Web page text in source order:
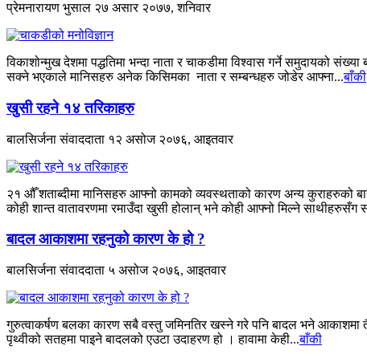
प्रेमनारायण भुसाल २७ असार २०७७, शनिवार
विकाशोन्मुख देशमा पद्धतिमा भन्दा नाता र चाकडीमा विश्वास गर्ने
सक्ने भएकाले मानिसहरु अनेक किसिमका नाता र सम्बन्धहरु जोडेर आफ्ना...बाँकी
खुसी रहने १४ तरिकाहरु
बालसिर्जना संवाददाता १२ असोज २०७६, आइतवार
२१ औँ शताब्दीमा मानिसहरु आफ्नो कामको व्यवस्थताको कारण अन्य कुराहरुको
कोही शान्त वातावरणमा रमाउँदा खुसी होलान् भने कोही आफ्नो मिल्ने साथीहरुसँग
बादल आकाशमा रहनुको कारण के हो ?
बालसिर्जना संवाददाता ५ असोज २०७६, आइतवार
गुरुत्वाकर्षण बलका कारण सबै वस्तु जमिनतिर खस्ने गरे पनि बादल भने आकाशमा
पृथ्वीको सतहमा पाइने बादलको एउटा उदाहरण हो । हावामा केही...बाँकी